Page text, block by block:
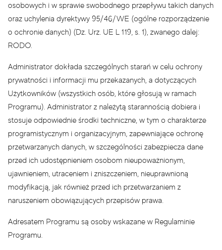
osobowych i w sprawie swobodnego przepływu takich danych
oraz uchylenia dyrektywy 95/46/WE (ogólne rozporządzenie
o ochronie danych) (Dz. Urz. UE L 119, s. 1), zwanego dalej:
RODO.
Administrator dokłada szczególnych starań w celu ochrony
prywatności i informacji mu przekazanych, a dotyczących
Użytkowników (wszystkich osób, które głosują w ramach
Programu). Administrator z należytą starannością dobiera i
stosuje odpowiednie środki techniczne, w tym o charakterze
programistycznym i organizacyjnym, zapewniające ochronę
przetwarzanych danych, w szczególności zabezpiecza dane
przed ich udostępnieniem osobom nieupoważnionym,
ujawnieniem, utraceniem i zniszczeniem, nieuprawnioną
modyfikacją, jak również przed ich przetwarzaniem z
naruszeniem obowiązujących przepisów prawa.
Adresatem Programu są osoby wskazane w Regulaminie
Programu.